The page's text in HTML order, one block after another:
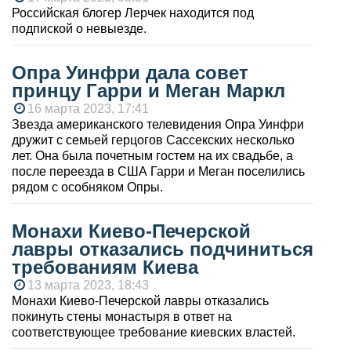
Российская блогер Лерчек находится под
подпиской о невыезде.
Опра Уинфри дала совет
принцу Гарри и Меган Маркл
16 марта 2023, 17:41
Звезда американского телевидения Опра Уинфри
дружит с семьей герцогов Сассекских несколько
лет. Она была почетным гостем на их свадьбе, а
после переезда в США Гарри и Меган поселились
рядом с особняком Опры.
Монахи Киево-Печерской
лавры отказались подчиниться
требованиям Киева
13 марта 2023, 18:43
Монахи Киево-Печерской лавры отказались
покинуть стены монастыря в ответ на
соответствующее требование киевских властей.